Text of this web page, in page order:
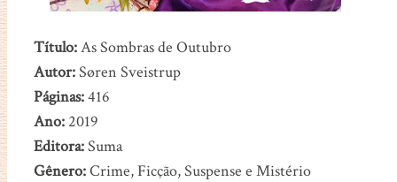
Título:AsSombras de Outubro
Autor:Søren Sveistrup
Páginas:416
Ano:2019
Editora:Suma
Gênero:Crime, Ficção, Suspense e Mistério